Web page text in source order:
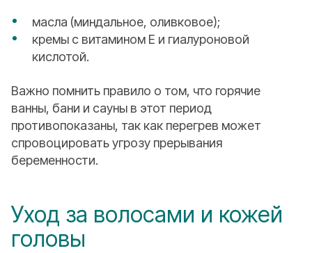
масла (миндальное, оливковое);
кремы с витамином Е и гиалуроновой
кислотой.
Важно помнить правило о том, что горячие
ванны, бани и сауны в этот период
противопоказаны, так как перегрев может
спровоцировать угрозу прерывания
беременности.
Уход за волосами и кожей
головы